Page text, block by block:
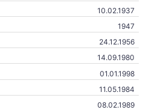
10.02.1937
1947
24.12.1956
14.09.1980
01.01.1998
11.05.1984
08.02.1989